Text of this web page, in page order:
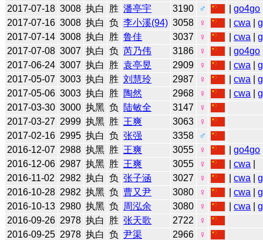
2017-07-18 3008 执白 胜 潘亭宇 3190 ♂ |go4go
2017-07-16 3008 执白 负 李小溪(94) 3058 ♀ |cwa |
2017-07-14 3008 执白 胜 鲁佳 3037 ♀ |cwa |
2017-07-08 3007 执白 负 芮乃伟 3186 ♀ |go4go
2017-06-24 3007 执白 胜 袁亭昱 2909 ♀ |cwa |
2017-05-07 3003 执白 胜 刘慧玲 2987 ♀ |cwa |
2017-05-06 3003 执白 胜 陶然 2968 ♀ |cwa |
2017-03-30 3000 执黑 负 陆敏全 3147
♀
2017-03-27 2999 执黑 胜 王爽 3063
♀
2017-02-16 2995 执白 负 张强 3358
♂
2016-12-07 2988 执黑 胜 王爽 3055 ♀ |go4go
2016-12-06 2987 执黑 胜 王爽 3055 ♀ |cwa
2016-11-02
2982 执白 负 张子涵 3027 ♀ |cwa |
2016-10-28 2982 执黑 负 曹又尹 3080 ♀ |cwa |
2016-10-13 2980 执黑 负 周泓余 3080 ♀ |cwa |
2016-09-26 2978 执白 胜 张天歌 2722
♀
2016-09-25 2978 执白 负 尹渠 2966
♀